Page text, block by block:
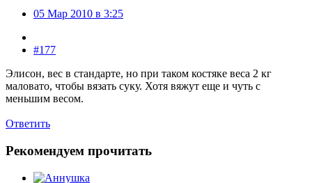
05 Мар 2010 в 3:25
#177
Элисон, вес в стандарте, но при таком костяке веса 2 кг
маловато, чтобы вязать суку. Хотя вяжут еще и чуть с
меньшим весом.
Ответить
Рекомендуем прочитать